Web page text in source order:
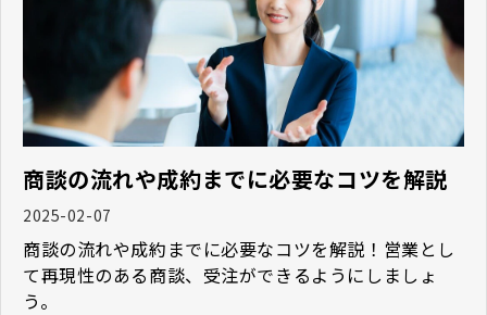
商談の流れや成約までに必要なコツを解説
2025-02-07
商談の流れや成約までに必要なコツを解説！営業とし
て再現性のある商談、受注ができるようにしましょ
う。